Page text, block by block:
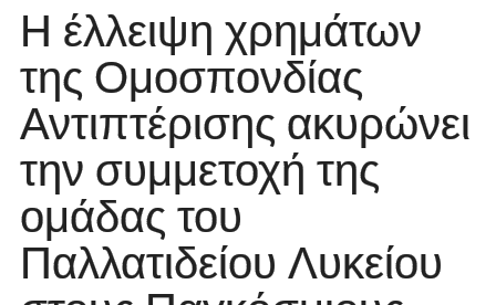
Η έλλειψη χρημάτων
της Ομοσπονδίας
Αντιπτέρισης ακυρώνει
την συμμετοχή της
ομάδας του
Παλλατιδείου Λυκείου